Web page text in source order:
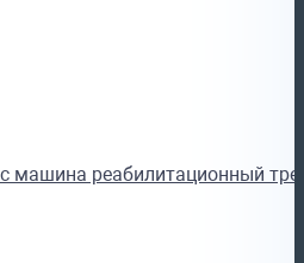
машина реабилитационный